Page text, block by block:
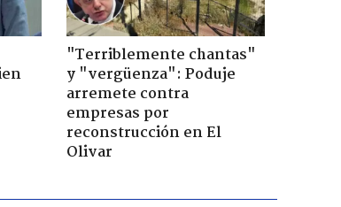
"Terriblemente chantas"
y "vergüenza": Poduje
arremete contra
empresas por
reconstrucción en El
Olivar